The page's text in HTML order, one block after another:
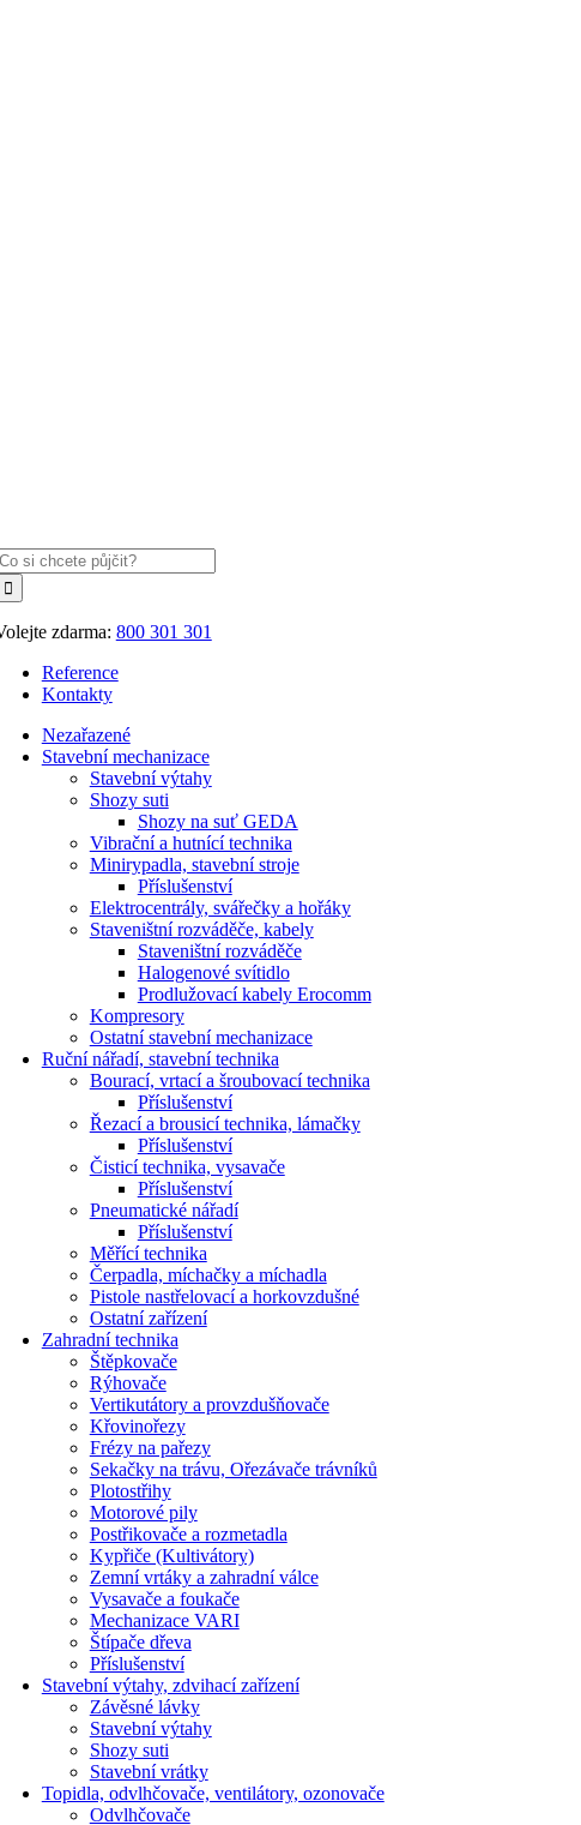
zdarma: 800 301 301
Reference
Kontakty
Nezařazené
Stavební mechanizace
Stavební výtahy
Shozy suti
Shozy na suť GEDA
Vibrační a hutnící technika
Minirypadla, stavební stroje
Příslušenství
Elektrocentrály, svářečky a hořáky
Staveništní rozváděče, kabely
Staveništní rozváděče
Halogenové svítidlo
Prodlužovací kabely Erocomm
Kompresory
Ostatní stavební mechanizace
Ruční nářadí, stavební technika
Bourací, vrtací a šroubovací technika
Příslušenství
Řezací a brousicí technika, lámačky
Příslušenství
Čisticí technika, vysavače
Příslušenství
Pneumatické nářadí
Příslušenství
Měřící technika
Čerpadla, míchačky a míchadla
Pistole nastřelovací a horkovzdušné
Ostatní zařízení
Zahradní technika
Štěpkovače
Rýhovače
Vertikutátory a provzdušňovače
Křovinořezy
Frézy na pařezy
Sekačky na trávu, Ořezávače trávníků
Plotostřihy
Motorové pily
Postřikovače a rozmetadla
Kypřiče (Kultivátory)
Zemní vrtáky a zahradní válce
Vysavače a foukače
Mechanizace VARI
Štípače dřeva
Příslušenství
Stavební výtahy, zdvihací zařízení
Závěsné lávky
Stavební výtahy
Shozy suti
Stavební vrátky
Topidla, odvlhčovače, ventilátory, ozonovače
Odvlhčovače